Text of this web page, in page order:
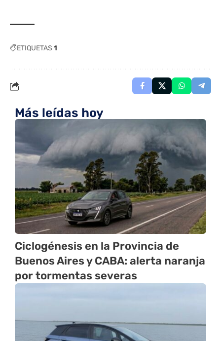
ETIQUETAS 1
Más leídas hoy
Ciclogénesis en la Provincia de
Buenos Aires y CABA: alerta naranja
por tormentas severas